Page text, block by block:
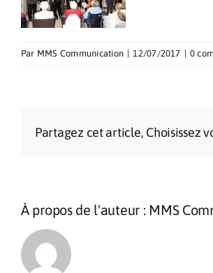
Par MMS Communication 12/07/2017 0
Partagez cet article, Choisissez
À propos de l'auteur : MMS